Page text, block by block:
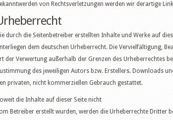
von Rechtsverletzungen werden wir derartige
durch die Seitenbetreiber erstellten Inhalte und Werke auf
dem deutschen Urheberrecht. Die Vervielfältigung,
der Verwertung außerhalb der Grenzen des Urheberrechtes
des jeweiligen Autors bzw. Erstellers. Downloads
privaten, nicht kommerziellen Gebrauch gestattet.
die Inhalte auf dieser Seite nicht
Betreiber erstellt wurden, werden die Urheberrechte Dritter